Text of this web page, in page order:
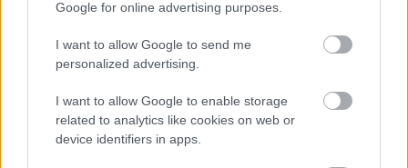
Google for online advertising purposes.
I want to allow Google to send me
personalized advertising.
I want to allow Google to enable storage
related to analytics like cookies on web or
device identifiers in apps.
Loading...
ΣΗΜΕΡΑ ΣΤΟ IATRONET.GR